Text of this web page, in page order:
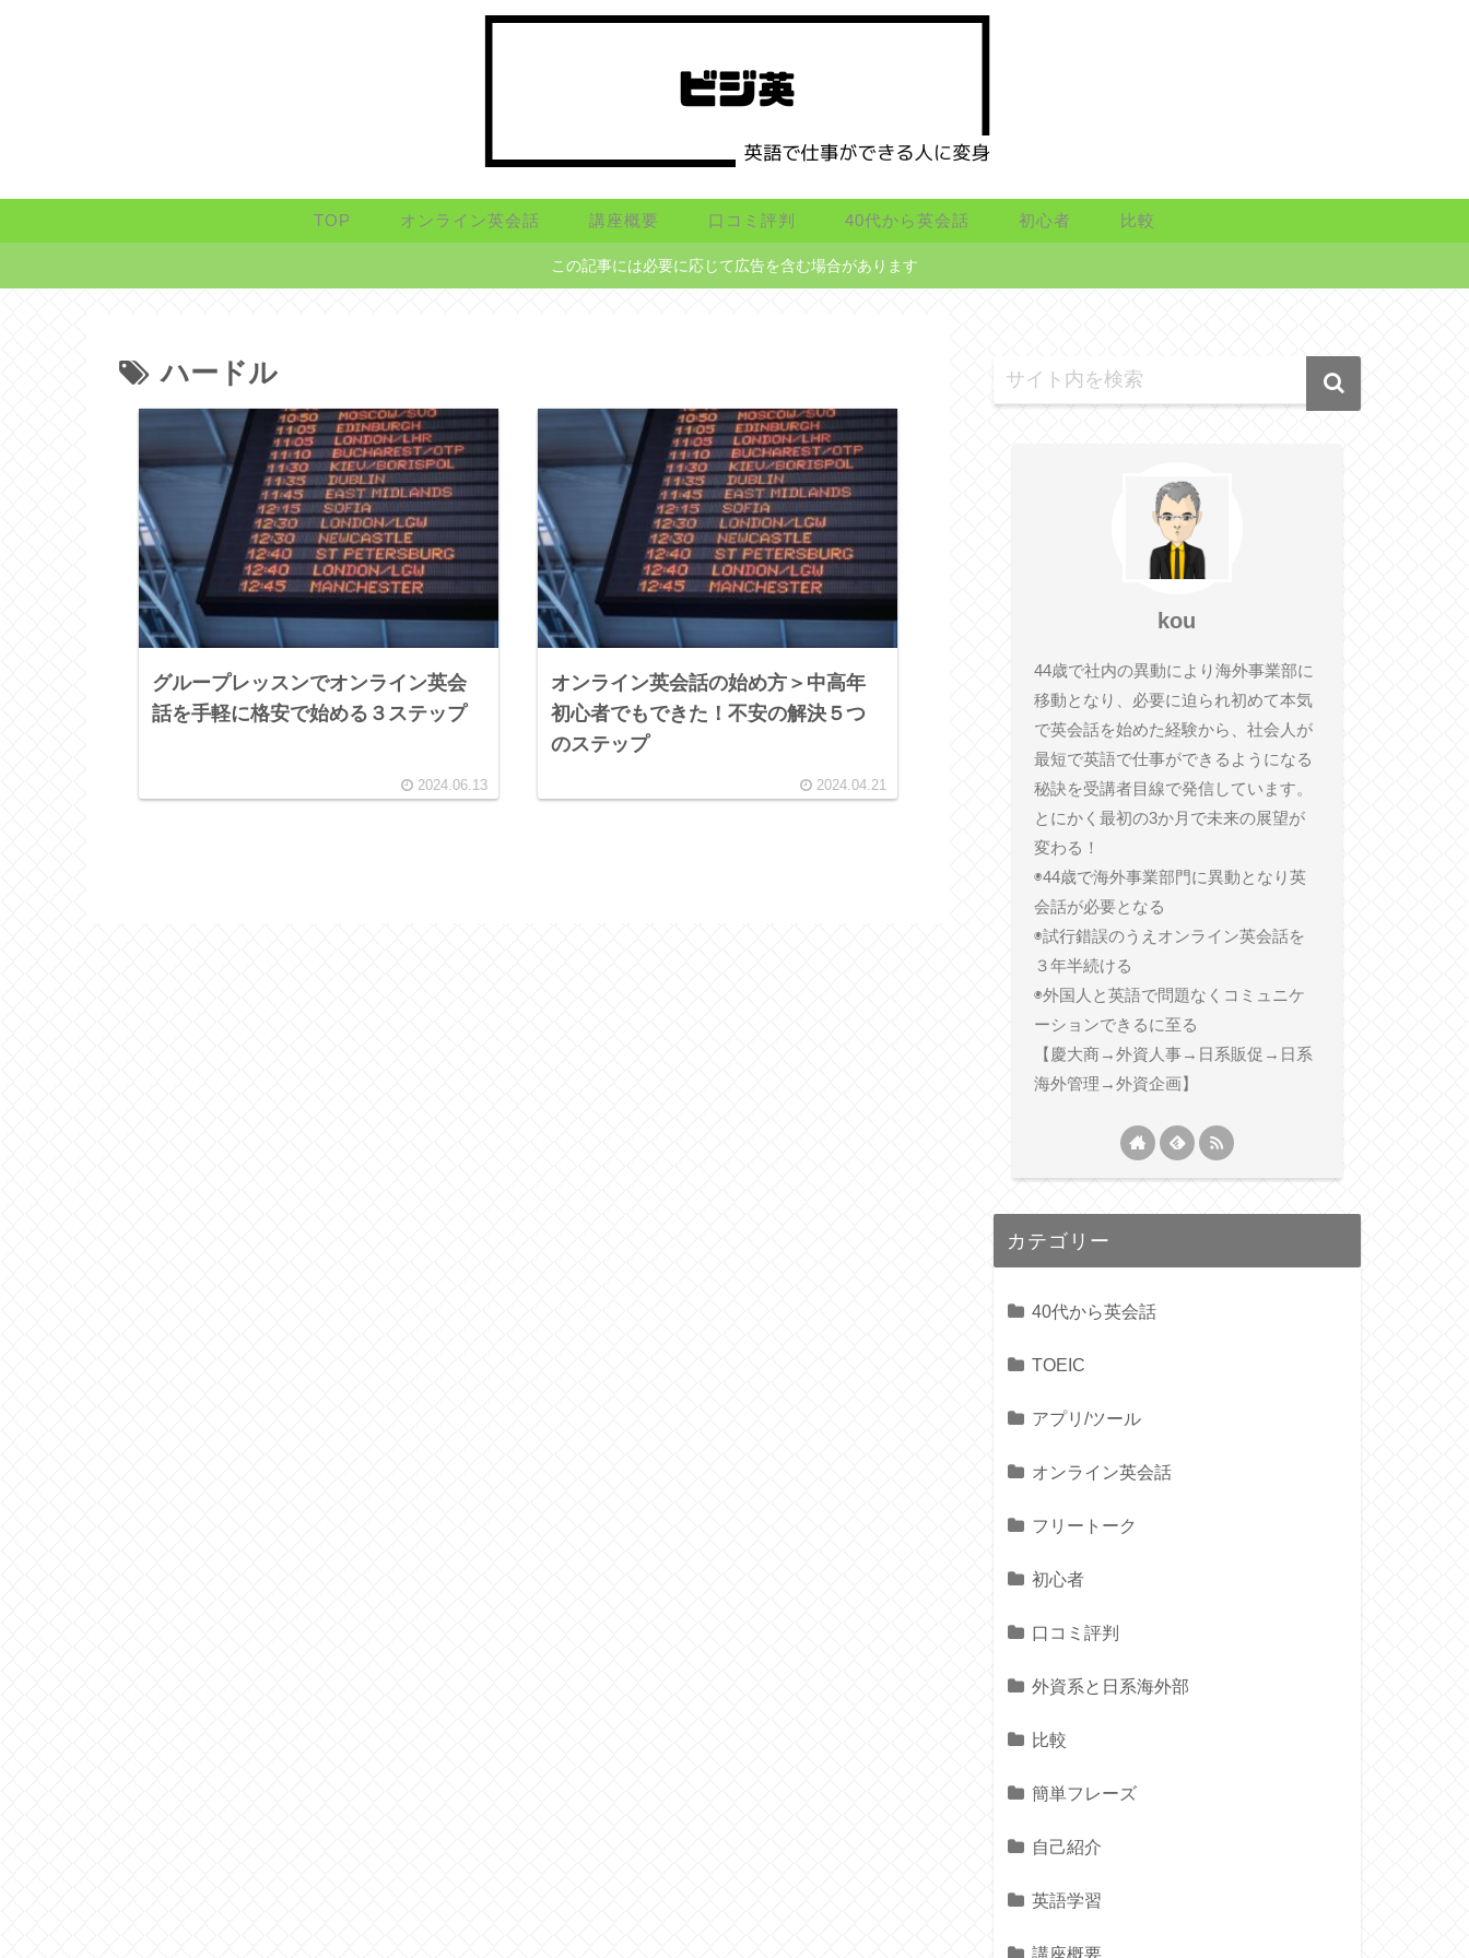
TOP オンライン英会話 講座概要 口コミ評判 40代から英会話 初心者 比較
この記事には必要に応じて広告を含む場合があります
ハードル
グループレッスンでオンライン英会
話を手軽に格安で始める３ステップ
2024.06.13
オンライン英会話の始め方＞中高年
初心者でもできた！不安の解決５つ
のステップ
2024.04.21
kou
44歳で社内の異動により海外事業部に
移動となり、必要に迫られ初めて本気
で英会話を始めた経験から、社会人が
最短で英語で仕事ができるようになる
秘訣を受講者目線で発信しています。
とにかく最初の3か月で未来の展望が
変わる！
◉44歳で海外事業部門に異動となり英
会話が必要となる
◉試行錯誤のうえオンライン英会話を
３年半続ける
◉外国人と英語で問題なくコミュニケ
ーションできるに至る
【慶大商→外資人事→日系販促→日系
海外管理→外資企画】
カテゴリー
40代から英会話
TOEIC
アプリ/ツール
オンライン英会話
フリートーク
初心者
口コミ評判
外資系と日系海外部
比較
簡単フレーズ
自己紹介
英語学習
講座概要